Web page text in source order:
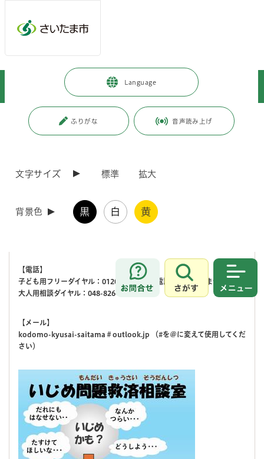
Language
ふりがな 音声読み上げ
文字サイズ 標準 拡大
背景色 黒 白 黄
お問合せ
さがす
子育て・教育 > 教育 > お知らせ
いじめ問題救済相談室を開設します
更新日付：2026年7月1日 / ページ番号：C129878
いじめの相談を受け、解決に向けた支援を行うための相談室を開設しま
ひとりで悩まず、まずは相談室に電話やメールで相談してください。
【電話】
子ども用フリーダイヤル：0120-510-931（電話代はかかりません）
大人用相談ダイヤル：048-826-5927
【メール】
kodomo-kyusai-saitama＃outlook.jp （#を＠に変えて使用してくだ
さい）